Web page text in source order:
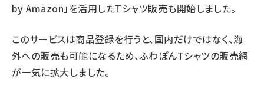
by Amazon」を活用したTシャツ販売も開始しました。
このサービスは商品登録を行うと、国内だけではなく、海
外への販売も可能になるため、ふわぽんTシャツの販売網
が一気に拡大しました。